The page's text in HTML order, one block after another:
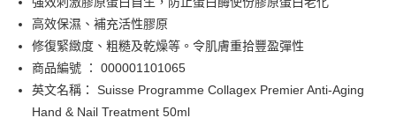
WeChat Pay
BoC Pay
送貨方式
高效保濕、補充活性膠原
修復緊緻度、粗糙及乾燥等。令肌膚重拾豐盈彈性
商品編號 ： 000001101065
英文名稱： Suisse Programme Collagex Premier Anti-Aging
Hand & Nail Treatment 50ml